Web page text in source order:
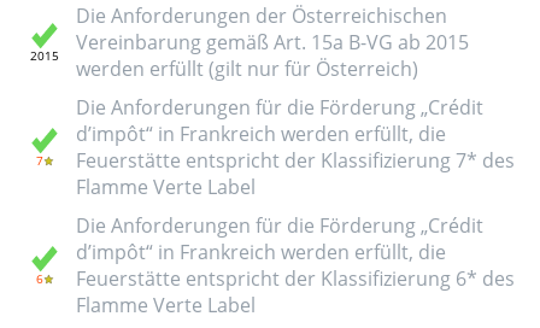
Die Anforderungen der Österreichischen
Vereinbarung gemäß Art. 15a B-VG ab 2015
werden erfüllt (gilt nur für Österreich)
Die Anforderungen für die Förderung „Crédit
d’impôt“ in Frankreich werden erfüllt, die
Feuerstätte entspricht der Klassifizierung 7* des
Flamme Verte Label
Die Anforderungen für die Förderung „Crédit
d’impôt“ in Frankreich werden erfüllt, die
Feuerstätte entspricht der Klassifizierung 6* des
Flamme Verte Label